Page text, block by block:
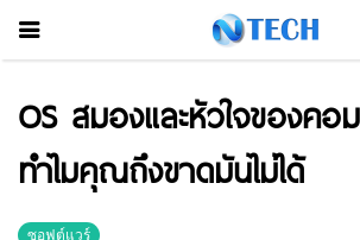
OS สมองและหัวใจของคอ
ทำไมคุณถึงขาดมันไม่ได้
ซอฟต์แวร์